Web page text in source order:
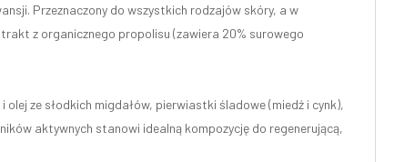
Przeznaczony do wszystkich rodzajów skóry, a w
z organicznego propolisu (zawiera 20% surowego
ze słodkich migdałów, pierwiastki śladowe (miedź i cynk),
aktywnych stanowi idealną kompozycję do regenerującą,